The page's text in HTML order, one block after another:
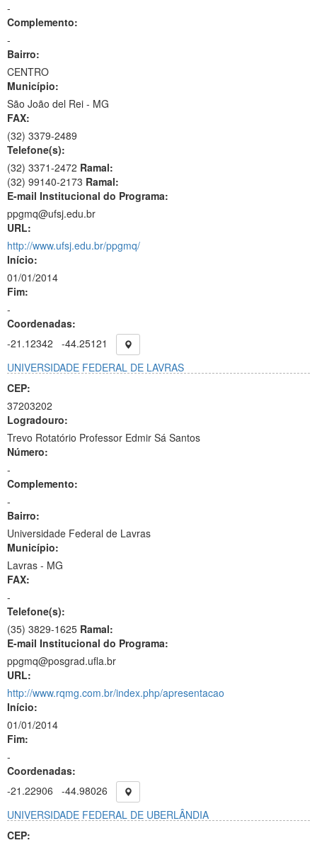
-
Complemento:
-
Bairro:
CENTRO
Município:
São João del Rei - MG
FAX:
(32) 3379-2489
Telefone(s):
(32) 3371-2472 Ramal:
(32) 99140-2173 Ramal:
E-mail Institucional do Programa:
ppgmq@ufsj.edu.br
URL:
http://www.ufsj.edu.br/ppgmq/
Início:
01/01/2014
Fim:
-
Coordenadas:
-21.12342
-44.25121
UNIVERSIDADE FEDERAL DE LAVRAS
CEP:
37203202
Logradouro:
Trevo Rotatório Professor Edmir Sá Santos
Número:
-
Complemento:
-
Bairro:
Universidade Federal de Lavras
Município:
Lavras - MG
FAX:
-
Telefone(s):
(35) 3829-1625 Ramal:
E-mail Institucional do Programa:
ppgmq@posgrad.ufla.br
URL:
http://www.rqmg.com.br/index.php/apresentacao
Início:
01/01/2014
Fim:
-
Coordenadas:
-21.22906
-44.98026
UNIVERSIDADE FEDERAL DE UBERLÂNDIA
CEP: